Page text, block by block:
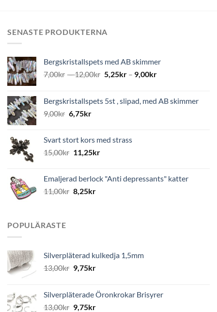
SENASTE PRODUKTERNA
Bergskristallspets med AB skimmer
7,00kr –12,00kr 5,25kr– 9,00kr
Bergskristallspets 5st , slipad, med AB skimmer
9,00kr 6,75kr
Svart stort kors med strass
15,00kr 11,25kr
Emaljerad berlock "Anti depressants" katter
11,00kr 8,25kr
POPULÄRASTE
Silverpläterad kulkedja 1,5mm
13,00kr 9,75kr
Silverpläterade Öronkrokar Brisyrer
13,00kr 9,75kr